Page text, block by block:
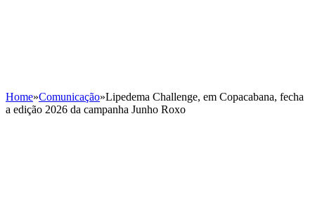
Home»Comunicação»Lipedema Challenge, em Copacabana, fecha
a edição 2026 da campanha Junho Roxo